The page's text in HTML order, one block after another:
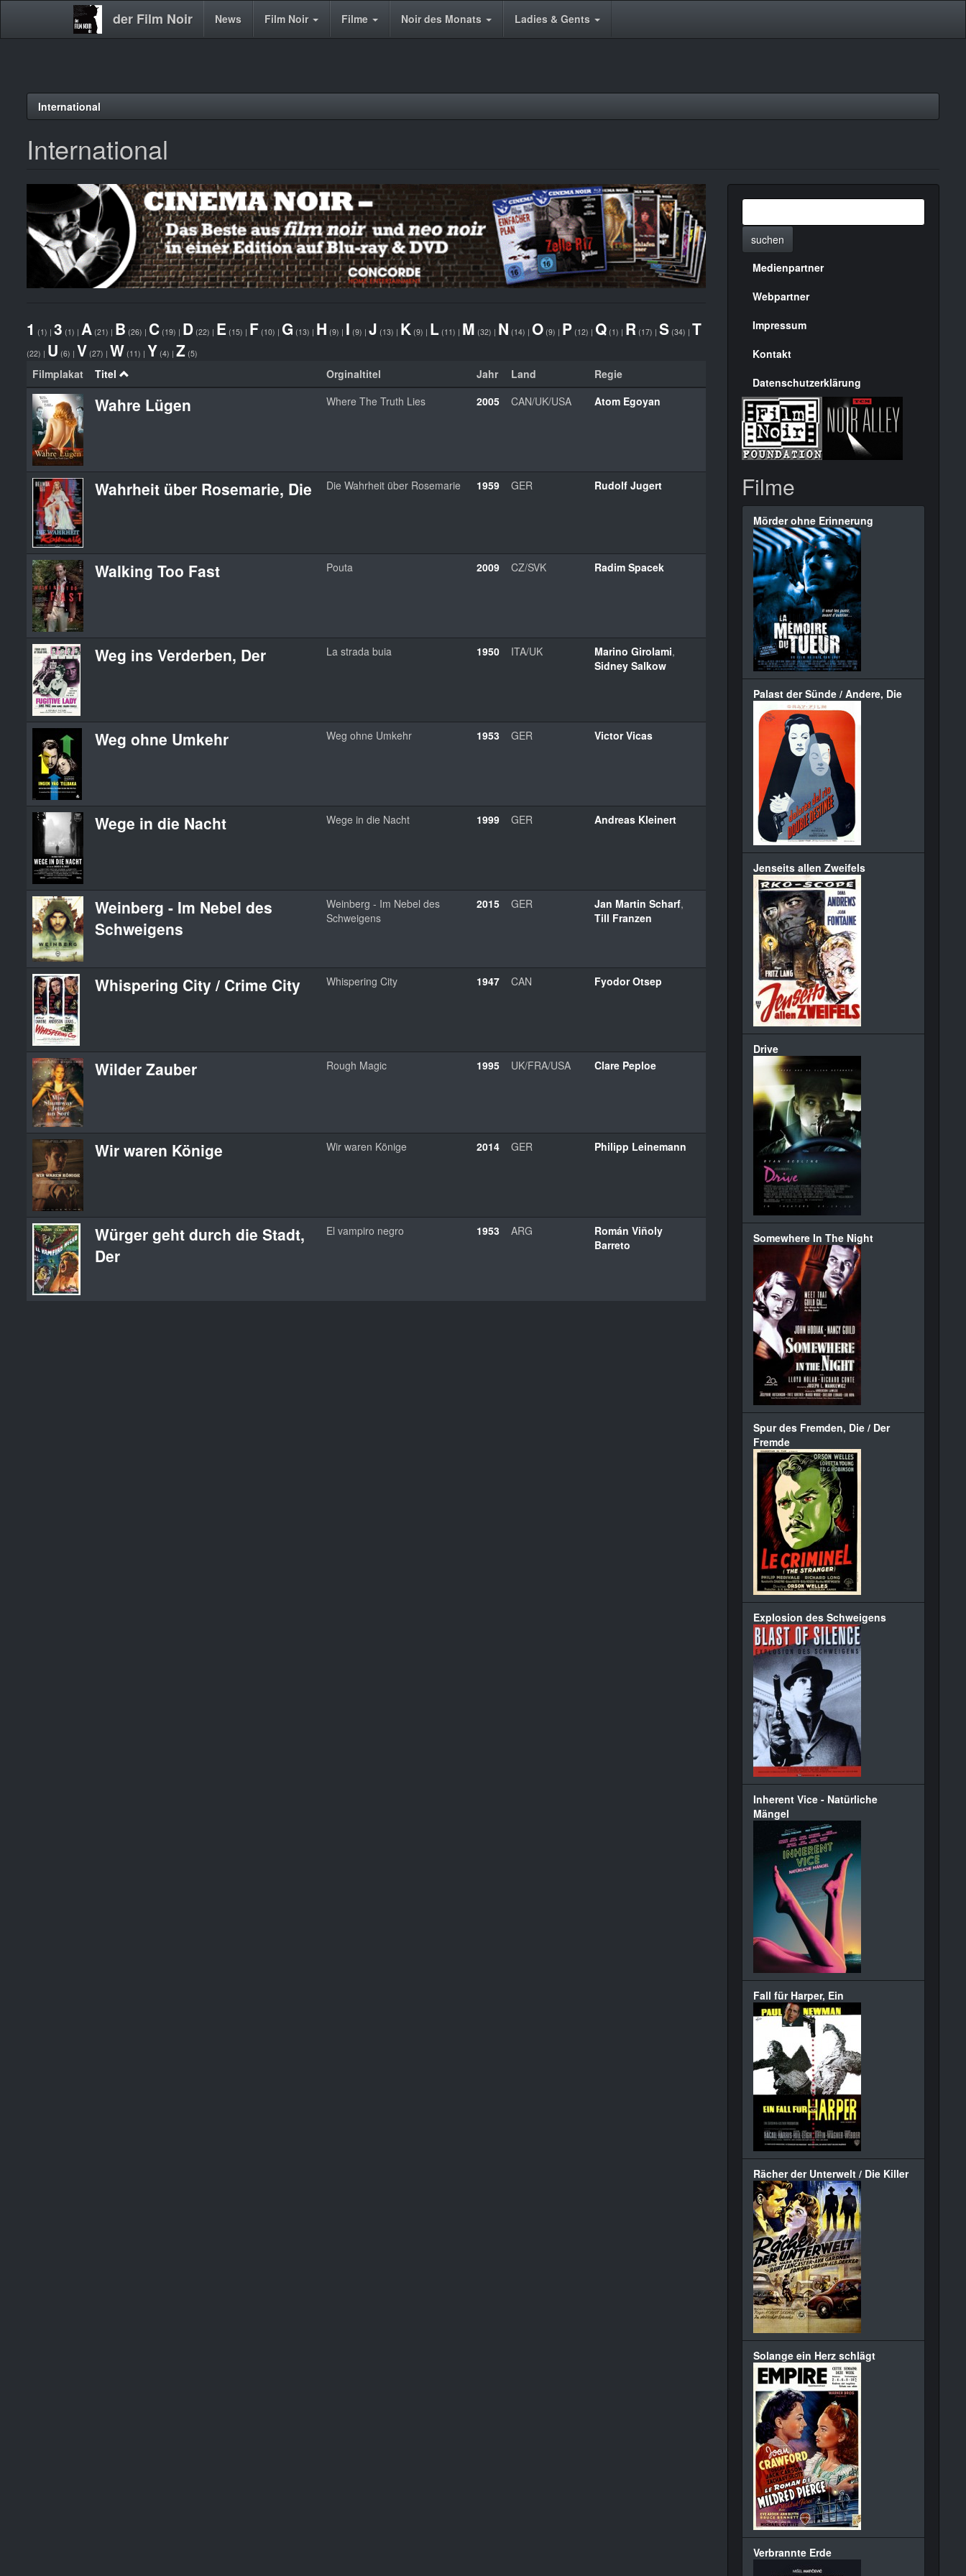
der Film Noir
Main News Film Noir Filme Noir des Monats Ladies & Gents
International
International
1 (1) | 3 (1) | A (21) | B (26) | C (19) | D (22) | E (15) | F (10) | G (13) | H (9) | I (9) | J (13) | K (9) | L (11) | M (32) | N (14) | O (9) | P (12) | Q (1) | R (17) | S (34) | T
(22) | U (6) | V (27) | W (11) | Y (4) | Z (5)
Filmplakat Titel Orginaltitel Jahr Land Regie
Wahre Lügen Where The Truth Lies 2005 CAN/UK/USA Atom Egoyan
Wahrheit über Rosemarie, Die Die Wahrheit über Rosemarie 1959 GER Rudolf Jugert
Walking Too Fast Pouta 2009 CZ/SVK Radim Spacek
Weg ins Verderben, Der La strada buia 1950 ITA/UK Marino Girolami,
Sidney Salkow
Weg ohne Umkehr Weg ohne Umkehr 1953 GER Victor Vicas
Wege in die Nacht Wege in die Nacht 1999 GER Andreas Kleinert
Weinberg - Im Nebel des
Schweigens
Weinberg - Im Nebel des
Schweigens
2015 GER Jan Martin Scharf,
Till Franzen
Whispering City / Crime City Whispering City 1947 CAN Fyodor Otsep
Wilder Zauber Rough Magic 1995 UK/FRA/USA Clare Peploe
Wir waren Könige Wir waren Könige 2014 GER Philipp Leinemann
Würger geht durch die Stadt,
Der
El vampiro negro 1953 ARG
Román Viñoly
Barreto
suchen
Menülinks
rechte
Seite
Medienpartner
Webpartner
Impressum
Kontakt
Datenschutzerklärung
Filme
Mörder ohne Erinnerung
Palast der Sünde / Andere, Die
Jenseits allen Zweifels
Drive
Somewhere In The Night
Spur des Fremden, Die / Der
Fremde
Explosion des Schweigens
Inherent Vice - Natürliche
Mängel
Fall für Harper, Ein
Rächer der Unterwelt / Die Killer
Solange ein Herz schlägt
Verbrannte Erde